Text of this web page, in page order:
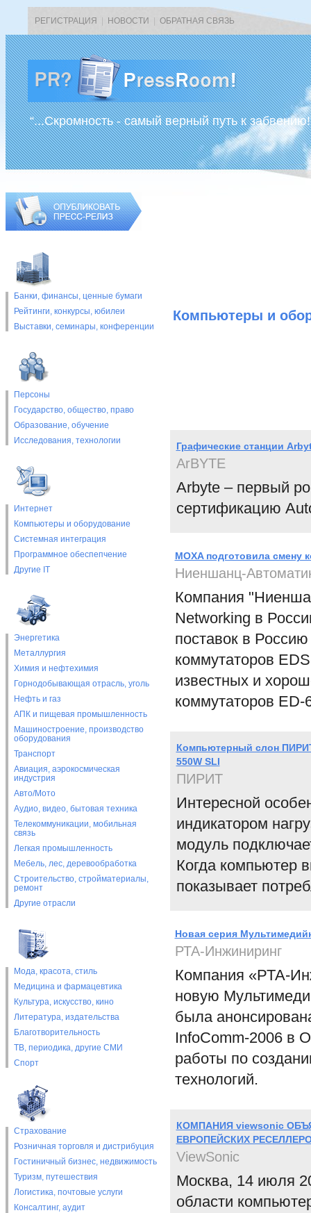
РЕГИСТРАЦИЯ НОВОСТИ ОБРАТНАЯ СВЯЗЬ
“...Скромность - самый верный путь к
Банки, финансы, ценные бумаги
Рейтинги, конкурсы, юбилеи
Выставки, cеминары, конференции
Персоны
Государство, общество, право
Образование, обучение
Исследования, технологии
Интернет
Компьютеры и оборудование
Системная интеграция
Программное обеспепчение
Другие IT
Энергетика
Металлургия
Химия и нефтехимия
Горнодобывающая отрасль, уголь
Нефть и газ
АПК и пищевая промышленность
Машиностроение, производство
оборудования
Транспорт
Авиация, аэрокосмическая
индустрия
Авто/Мото
Аудио, видео, бытовая техника
Телекоммуникации, мобильная
связь
Легкая промышленность
Мебель, лес, деревообработка
Строительство, стройматериалы,
ремонт
Другие отрасли
Мода, красота, стиль
Медицина и фармацевтика
Культура, искусство, кино
Литература, издательства
Благотворительность
ТВ, периодика, другие СМИ
Спорт
Страхование
Розничная торговля и дистрибуция
Гостиничный бизнес, недвижимость
Туризм, путешествия
Логистика, почтовые услуги
Консалтинг, аудит
Компьютеры и
Графические станции
ArBYTE
Arbyte – первый
сертификацию
MOXA подготовила смену
Ниеншанц-
Компания
Networking в
поставок в
коммутаторов
известных и
коммутаторов
Компьютерный слон
550W SLI
ПИРИТ
Интересной
индикатором
модуль
Когда компьютер
показывает
Новая серия
РТА-Инжиниринг
Компания «РТА-
новую
была
InfoComm-2006 в
работы по
технологий.
КОМПАНИЯ viewsonic
ЕВРОПЕЙСКИХ
ViewSonic
Москва, 14 июля
области